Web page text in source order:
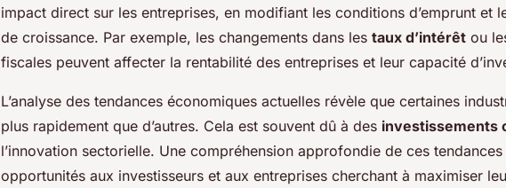
impact direct sur les entreprises, en modifiant les conditions d’emprunt et
de croissance. Par exemple, les changements dans les taux d’intérêt ou
fiscales peuvent affecter la rentabilité des entreprises et leur capacité
L’analyse des tendances économiques actuelles révèle que certaines
plus rapidement que d’autres. Cela est souvent dû à des investissements
l’innovation sectorielle. Une compréhension approfondie de ces
opportunités aux investisseurs et aux entreprises cherchant à maximiser